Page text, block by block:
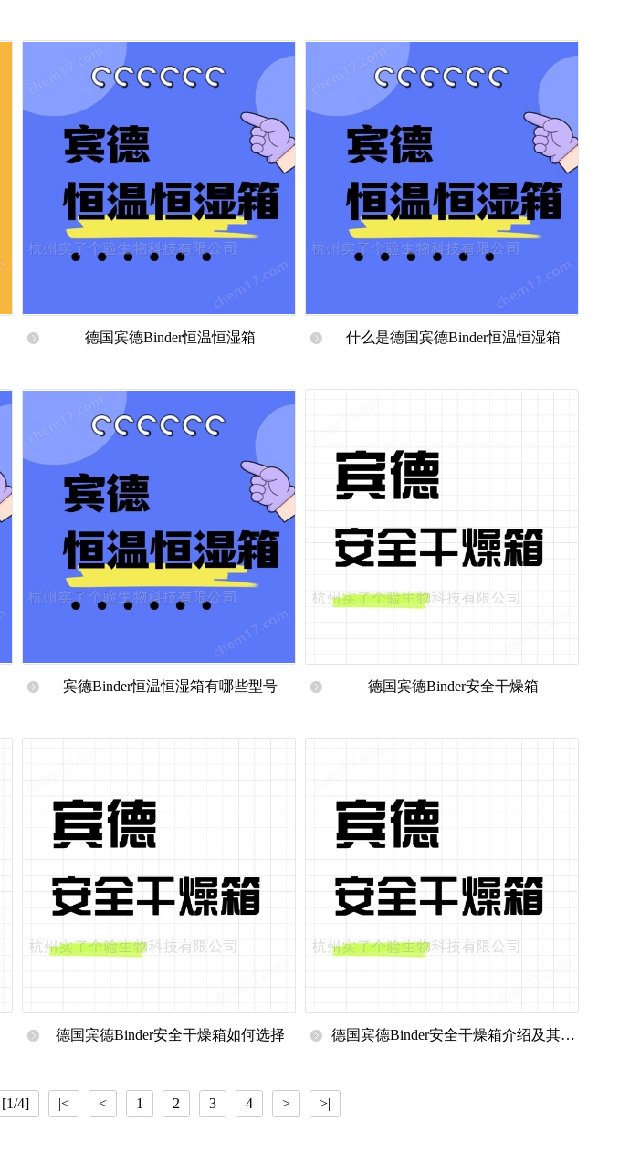
德国宾德Binder恒温恒湿箱 什么是德国宾德Binder恒温恒湿箱
宾德Binder恒温恒湿箱有哪些型号 德国宾德Binder安全干燥箱
德国宾德Binder安全干燥箱如何选择 德国宾德Binder安全干燥箱介绍及其型
[1/4]
|< < 1 2 3 4 > >|